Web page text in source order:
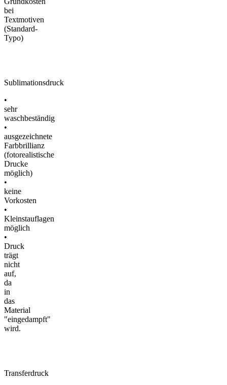
bei
Textmotiven
(Standard-
Typo)
Sublimationsdruck
•
sehr
waschbeständig
•
ausgezeichnete
Farbbrillianz
(fotorealistische
Drucke
möglich)
•
keine
Vorkosten
•
Kleinstauflagen
möglich
•
Druck
trägt
nicht
auf,
da
in
das
Material
"eingedampft"
wird.
Transferdruck